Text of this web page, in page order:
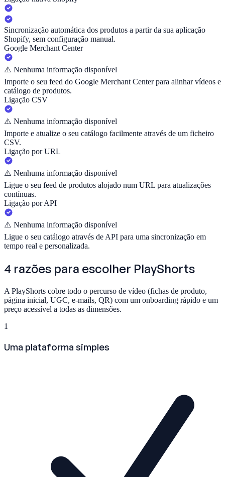
Sincronização automática dos produtos a partir da sua aplicação
Shopify, sem configuração manual.
Google Merchant Center
⚠️ Nenhuma informação disponível
Importe o seu feed do Google Merchant Center para alinhar vídeos e
catálogo de produtos.
Ligação CSV
⚠️ Nenhuma informação disponível
Importe e atualize o seu catálogo facilmente através de um ficheiro
CSV.
Ligação por URL
⚠️ Nenhuma informação disponível
Ligue o seu feed de produtos alojado num URL para atualizações
contínuas.
Ligação por API
⚠️ Nenhuma informação disponível
Ligue o seu catálogo através de API para uma sincronização em
tempo real e personalizada.
4 razões para escolher PlayShorts
A PlayShorts cobre todo o percurso de vídeo (fichas de produto,
página inicial, UGC, e-mails, QR) com um onboarding rápido e um
preço acessível a todas as dimensões.
1
Uma plataforma simples